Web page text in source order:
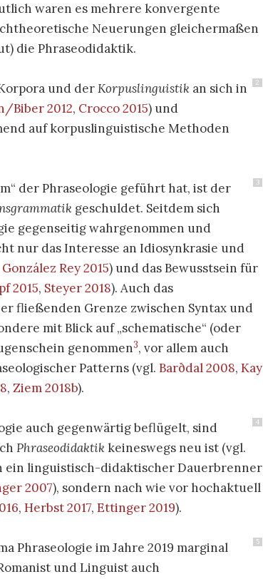
waren es mehrere konvergente
Neuerungen gleichermaßen
die Phraseodidaktik.
2
und derKorpuslinguistik an sich in
Biber 2012, Crocco 2015) und
auf korpuslinguistische Methoden
3
der Phraseologie geführt hat, ist der
geschuldet. Seitdem sich
gegenseitig wahrgenommen und
nur das Interesse an Idiosynkrasie und
González Rey 2015) und das Bewusstsein für
2015, Steyer 2018). Auch das
fließenden Grenze zwischen Syntax und
mit Blick auf „schematische“ (oder
genommen3, vor allem auch
Patterns (vgl. Barðdal 2008, Kay
, Ziem 2018b).
4
auch gegenwärtig beflügelt, sind
Phraseodidaktikkeineswegs neu ist (vgl.
ein linguistisch-didaktischer Dauerbrenner
2007), sondern nach wie vor hochaktuell
, Herbst 2017, Ettinger 2019).
5
Phraseologie im Jahre 2019 marginal
und Linguist auch